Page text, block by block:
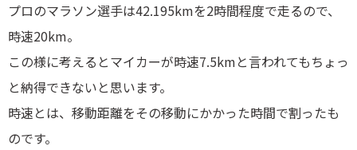
プロのマラソン選手は42.195kmを2時間程度で走るので、
時速20km。
この様に考えるとマイカーが時速7.5kmと言われてもちょっ
と納得できないと思います。
時速とは、移動距離をその移動にかかった時間で割ったも
のです。